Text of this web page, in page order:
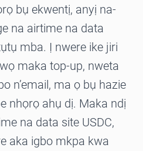
bụ ekwentị, anyị na-
na airtime na data
mba. Ị nwere ike jiri
maka top-up, nweta
n’email, ma ọ bụ hazie
nhọrọ ahụ dị. Maka ndị
na data site USDC,
aka igbo mkpa kwa